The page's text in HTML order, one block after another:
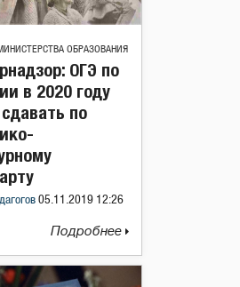
ОБРАЗОВАНИЯ
ОГЭ по
в 2020 году
по
05.11.2019 12:26
Подробнее